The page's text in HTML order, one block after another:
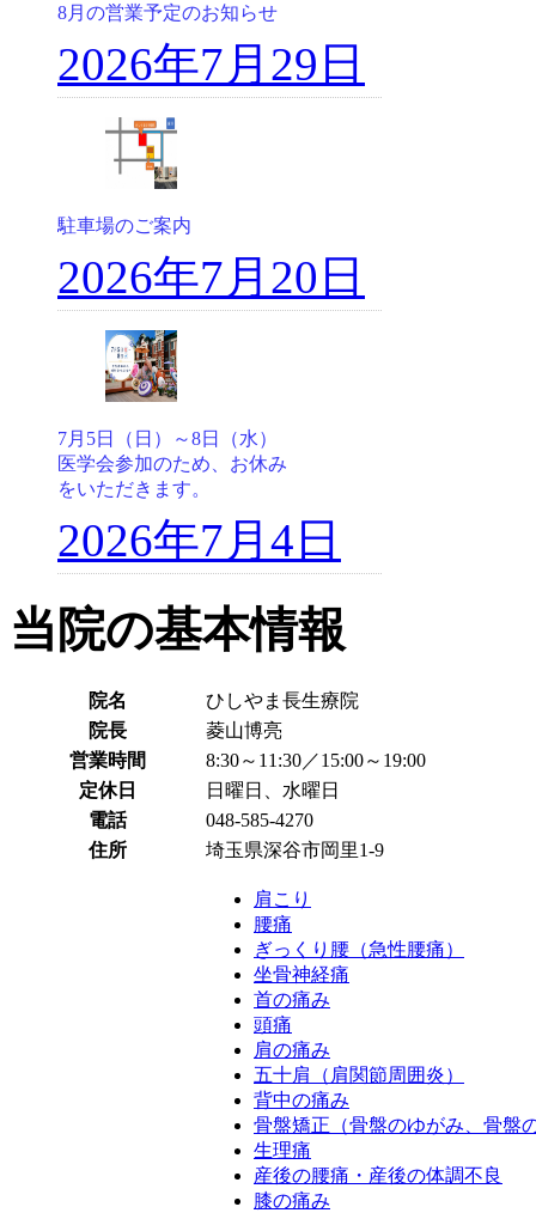
8月の営業予定のお知らせ
2026年7月29日
駐車場のご案内
2026年7月20日
7月5日（日）～8日（水）
医学会参加のため、お休み
をいただきます。
2026年7月4日
当院の基本情報
院名
ひしやま長生療院
院長
菱山博亮
営業時間
8:30～11:30／15:00～19:00
定休日
日曜日、水曜日
電話
048-585-4270
住所
埼玉県深谷市岡里1-9
肩こり
腰痛
ぎっくり腰（急性腰痛）
坐骨神経痛
首の痛み
頭痛
肩の痛み
五十肩（肩関節周囲炎）
背中の痛み
骨盤矯正（骨盤のゆがみ、骨盤
生理痛
産後の腰痛・産後の体調不良
膝の痛み